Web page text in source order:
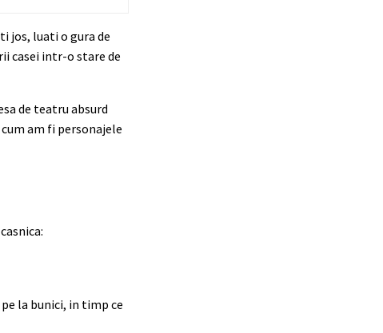
jos, luati o gura de
casei intr-o stare de
de teatru absurd
am fi personajele
la bunici, in timp ce